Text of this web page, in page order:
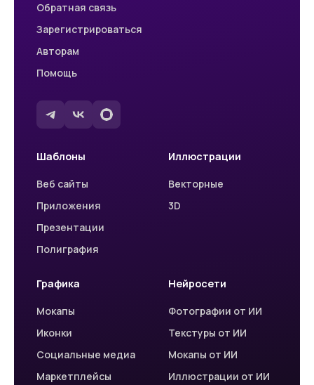
Обратная связь
Зарегистрироваться
Авторам
Помощь
Шаблоны
Веб сайты
Приложения
Презентации
Полиграфия
Иллюстрации
Векторные
3D
Графика
Мокапы
Иконки
Социальные медиа
Маркетплейсы
Нейросети
Фотографии от ИИ
Текстуры от ИИ
Мокапы от ИИ
Иллюстрации от ИИ